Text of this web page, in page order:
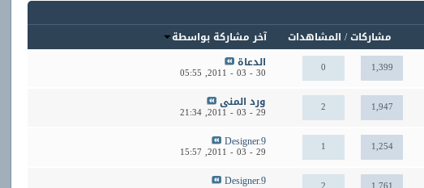
مشاركات/ المشاهدات آخر مشاركة بواسطة
0 1,399 الدعاة
30 - 03 - 2011,
05:55
2 1,947 ورد المنى
29 - 03 - 2011,
21:34
1 1,254
Designer.9
29 - 03 - 2011,
15:57
Designer.9